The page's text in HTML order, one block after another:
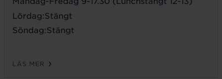
Lördag:Stängt
Söndag:Stängt
LÄS MER